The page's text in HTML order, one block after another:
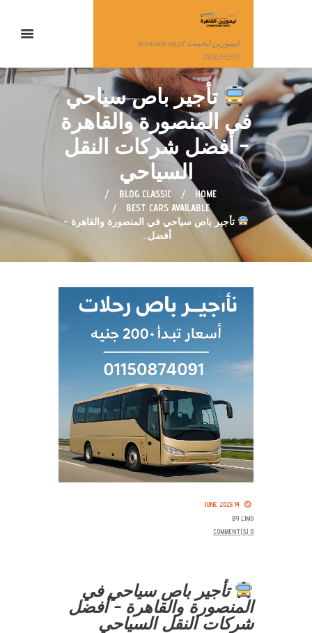
ليموزين ايجيبت limousine egypt
01126345417
تأجير باص سياحي
في المنصورة والقاهرة
– أفضل شركات النقل
السياحي
HOME
BLOG CLASSIC
BEST CARS AVAILABLE
تأجير باص سياحي في المنصورة والقاهرة –
أفضل...
14 JUNE 2025
BY LIMO
0
تأجير باص سياحي في
المنصورة والقاهرة – أفضل
شركات النقل السياحي